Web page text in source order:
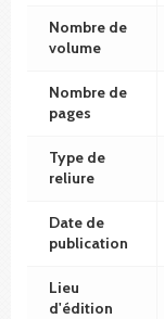
Nombre de
volume
Nombre de
pages
Type de
reliure
Date de
publication
Lieu
d'édition